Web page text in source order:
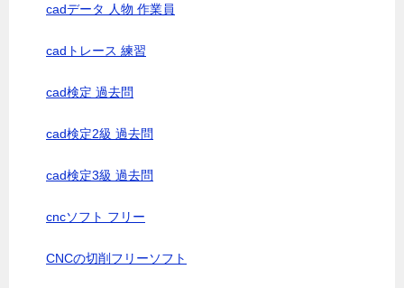
cadデータ 人物 作業員
cadトレース 練習
cad検定 過去問
cad検定2級 過去問
cad検定3級 過去問
cncソフト フリー
CNCの切削フリーソフト